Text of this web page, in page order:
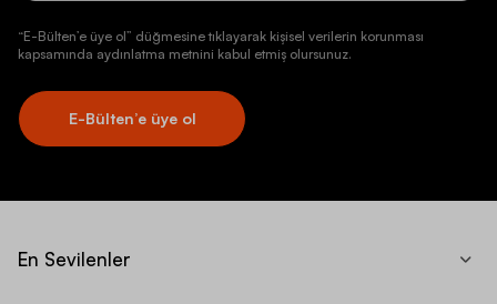
“E-Bülten’e üye ol” düğmesine tıklayarak kişisel verilerin korunması
kapsamında aydınlatma metnini kabul etmiş olursunuz.
E-Bülten’e üye ol
En Sevilenler